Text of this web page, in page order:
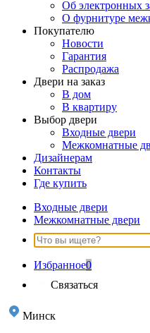
Об электронных
О фурнитуре
Покупателю
Новости
Гарантия
Распродажа
Двери на заказ
В дом
В квартиру
Выбор двери
Входные двери
Межкомнатные
Дизайнерам
Контакты
Где купить
Входные двери
Межкомнатные двери
Избранное0
Связаться
Минск